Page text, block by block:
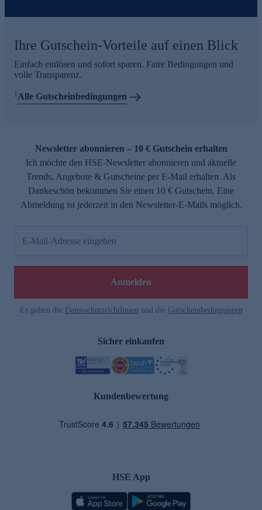
Ihre Gutschein-Vorteile auf einen Blick
Einfach einlösen und sofort sparen. Faire Bedingungen und
volle Transparenz.
1Alle Gutscheinbedingungen
Newsletter abonnieren – 10 € Gutschein erhalten
Ich möchte den HSE-Newsletter abonnieren und aktuelle
Trends, Angebote & Gutscheine per E-Mail erhalten. Als
Dankeschön bekommen Sie einen 10 € Gutschein. Eine
Abmeldung ist jederzeit in den Newsletter-E-Mails möglich.
E-Mail-Adresse eingeben
Anmelden
Es gelten die Datenschutzrichtlinien und die Gutscheinbedingungen
Sicher einkaufen
Kundenbewertung
HSE App